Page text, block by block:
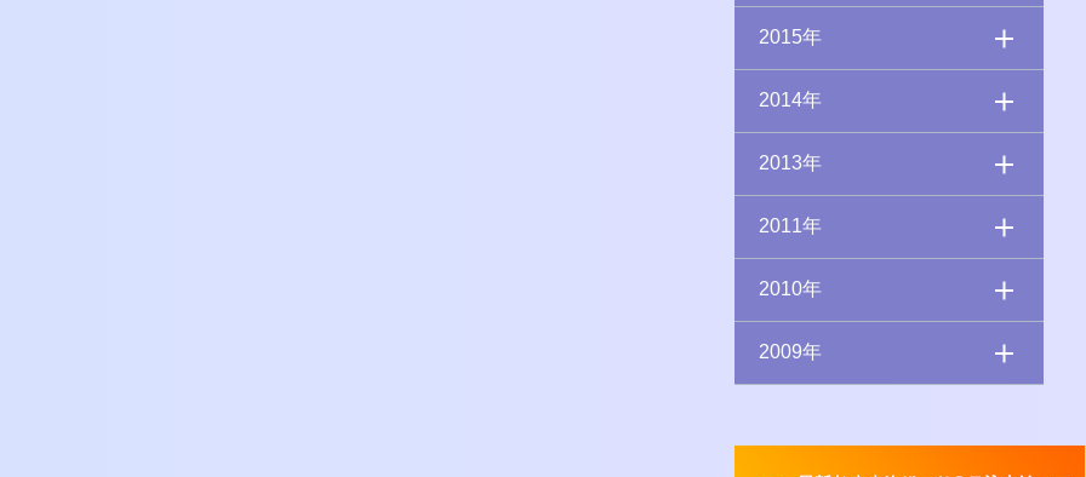
2015年
2014年
2013年
2011年
2010年
2009年